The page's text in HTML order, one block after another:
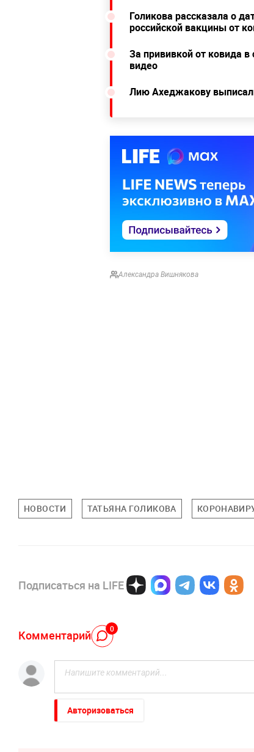
Голикова рассказала о
российской вакцины от
За прививкой от ковида
видео
Лию Ахеджакову
Александра Вишнякова
НОВОСТИ ТАТЬЯНА ГОЛИКОВА
Подписаться на LIFE
Комментарий 0
Авторизоваться